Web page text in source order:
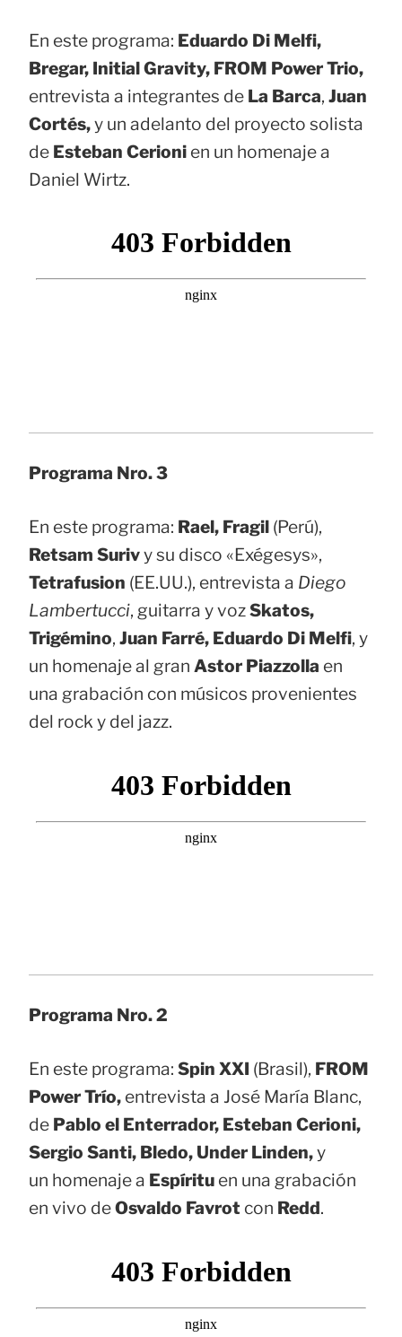
En este programa: Eduardo Di Melfi,
Bregar, Initial Gravity, FROM Power Trio,
entrevista a integrantes de La Barca, Juan
Cortés,y un adelanto del proyecto solista
de Esteban Cerioni en un homenaje a
Daniel Wirtz.
Programa Nro. 3
En este programa: Rael, Fragil (Perú),
Retsam Surivy su disco «Exégesys»,
Tetrafusion (EE.UU.), entrevista a Diego
Lambertucci, guitarra y vozSkatos,
Trigémino, Juan Farré, Eduardo Di Melfi, y
un homenaje al gran Astor Piazzolla en
una grabación con músicos provenientes
del rock y del jazz.
Programa Nro. 2
En este programa: Spin XXI (Brasil), FROM
Power Trío, entrevista a José María Blanc,
de Pablo el Enterrador, Esteban Cerioni,
Sergio Santi, Bledo, Under Linden,y
un homenaje a Espíritu en una grabación
en vivo deOsvaldo Favrot con Redd.